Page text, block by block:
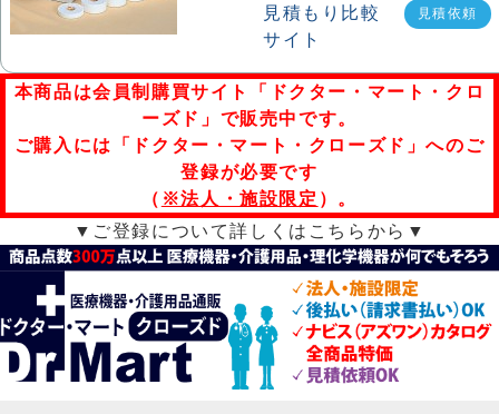
見積依頼
本商品は会員制購買サイト「ドクター・マート・クロ
ーズド」で販売中です。
ご購入には「ドクター・マート・クローズド」へのご
登録が必要です
（ ※法人・施設限定 ）。
▼ご登録について詳しくはこちらから▼